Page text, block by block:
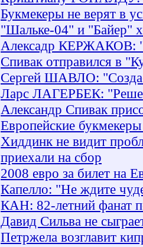
Букмекеры не верят в
"Шальке-04" и "Байер"
Алексадр КЕРЖАКОВ:
Спивак отправился в
Сергей ШАВЛО:
Ларс ЛАГЕРБЕК:
Александр Спивак
Европейские
Хиддинк не видит
приехали на сбор
2008 евро за билет на
Капелло: "Не ждите
КАН: 82-летний фанат
Давид Сильва не
Петржела возглавит